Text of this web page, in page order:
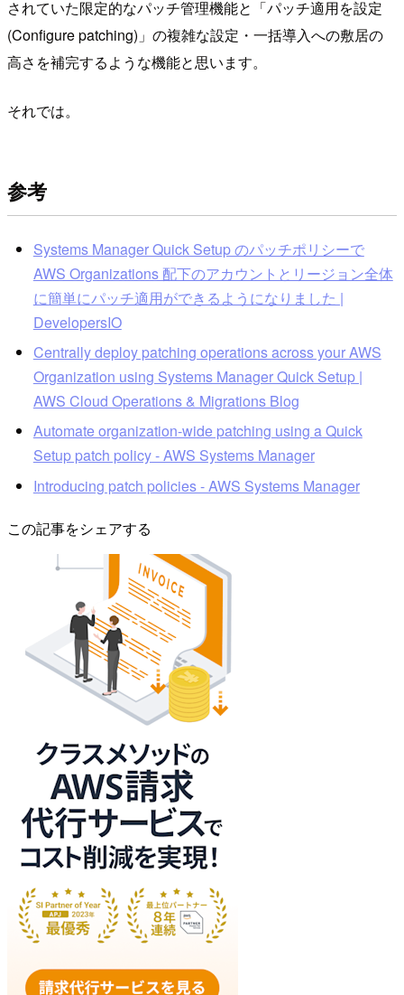
されていた限定的なパッチ管理機能と「パッチ適用を設定
(Configure patching)」の複雑な設定・一括導入への敷居の
高さを補完するような機能と思います。
それでは。
参考
Systems Manager Quick Setup のパッチポリシーで
AWS Organizations 配下のアカウントとリージョン全体
に簡単にパッチ適用ができるようになりました |
DevelopersIO
Centrally deploy patching operations across your AWS
Organization using Systems Manager Quick Setup |
AWS Cloud Operations & Migrations Blog
Automate organization-wide patching using a Quick
Setup patch policy - AWS Systems Manager
Introducing patch policies - AWS Systems Manager
この記事をシェアする